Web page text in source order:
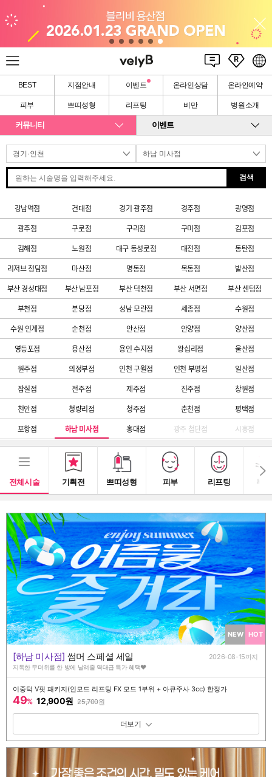
BEST 지점안내 이벤트 온라인상담 온라인예약
피부 쁘띠성형 리프팅 비만 병원소개
커뮤니티 이벤트
검색
강남역점 건대점 경기 광주점 경주점
광명점
광주점
구로점 구리점 구미점
김포점
김해점
노원점 대구 동성로점 대전점
동탄점
리저브 청담점
마산점 명동점 목동점
발산점
부산 경성대점
부산 남포점 부산 덕천점 부산 서면점
부산 센텀점
부천점
분당점 성남 모란점 세종점
수원점
수원 인계점
순천점 안산점 안양점
양산점
영등포점
용산점 용인 수지점 왕십리점
울산점
원주점
의정부점 인천 구월점 인천 부평점
일산점
잠실점
전주점 제주점 진주점
창원점
천안점
청량리점 청주점 춘천점
평택점
포항점
하남 미사점 홍대점 광주 첨단점 시흥점
전체시술 기획전 쁘띠성형 피부 리프팅 부
NEW HOT
[하남 미사점] 썸머 스페셜 세일 2026-08-15까지
지독한 무더위를 한 방에 날려줄 역대급 특가 혜택♥️
이중턱 V핏 패키지(인모드 리프팅 FX 모드 1부위 + 아큐주사 3cc) 한정가
49% 12,900원 25,700원
패키지 보기 토글